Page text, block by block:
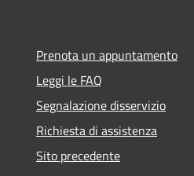
Prenota un appuntamento
Leggi le FAQ
Segnalazione disservizio
Richiesta di assistenza
Sito precedente